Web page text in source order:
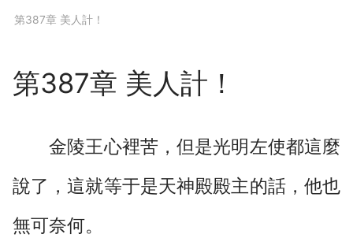
第387章 美人計！
金陵王心裡苦，但是光明左使都這麼
說了，這就等于是天神殿殿主的話，他也
無可奈何。
第387章 美人計！